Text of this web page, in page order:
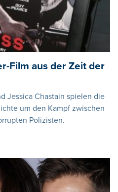
Film aus der Zeit der
Jessica Chastain spielen die
um den Kampf zwischen
Polizisten.